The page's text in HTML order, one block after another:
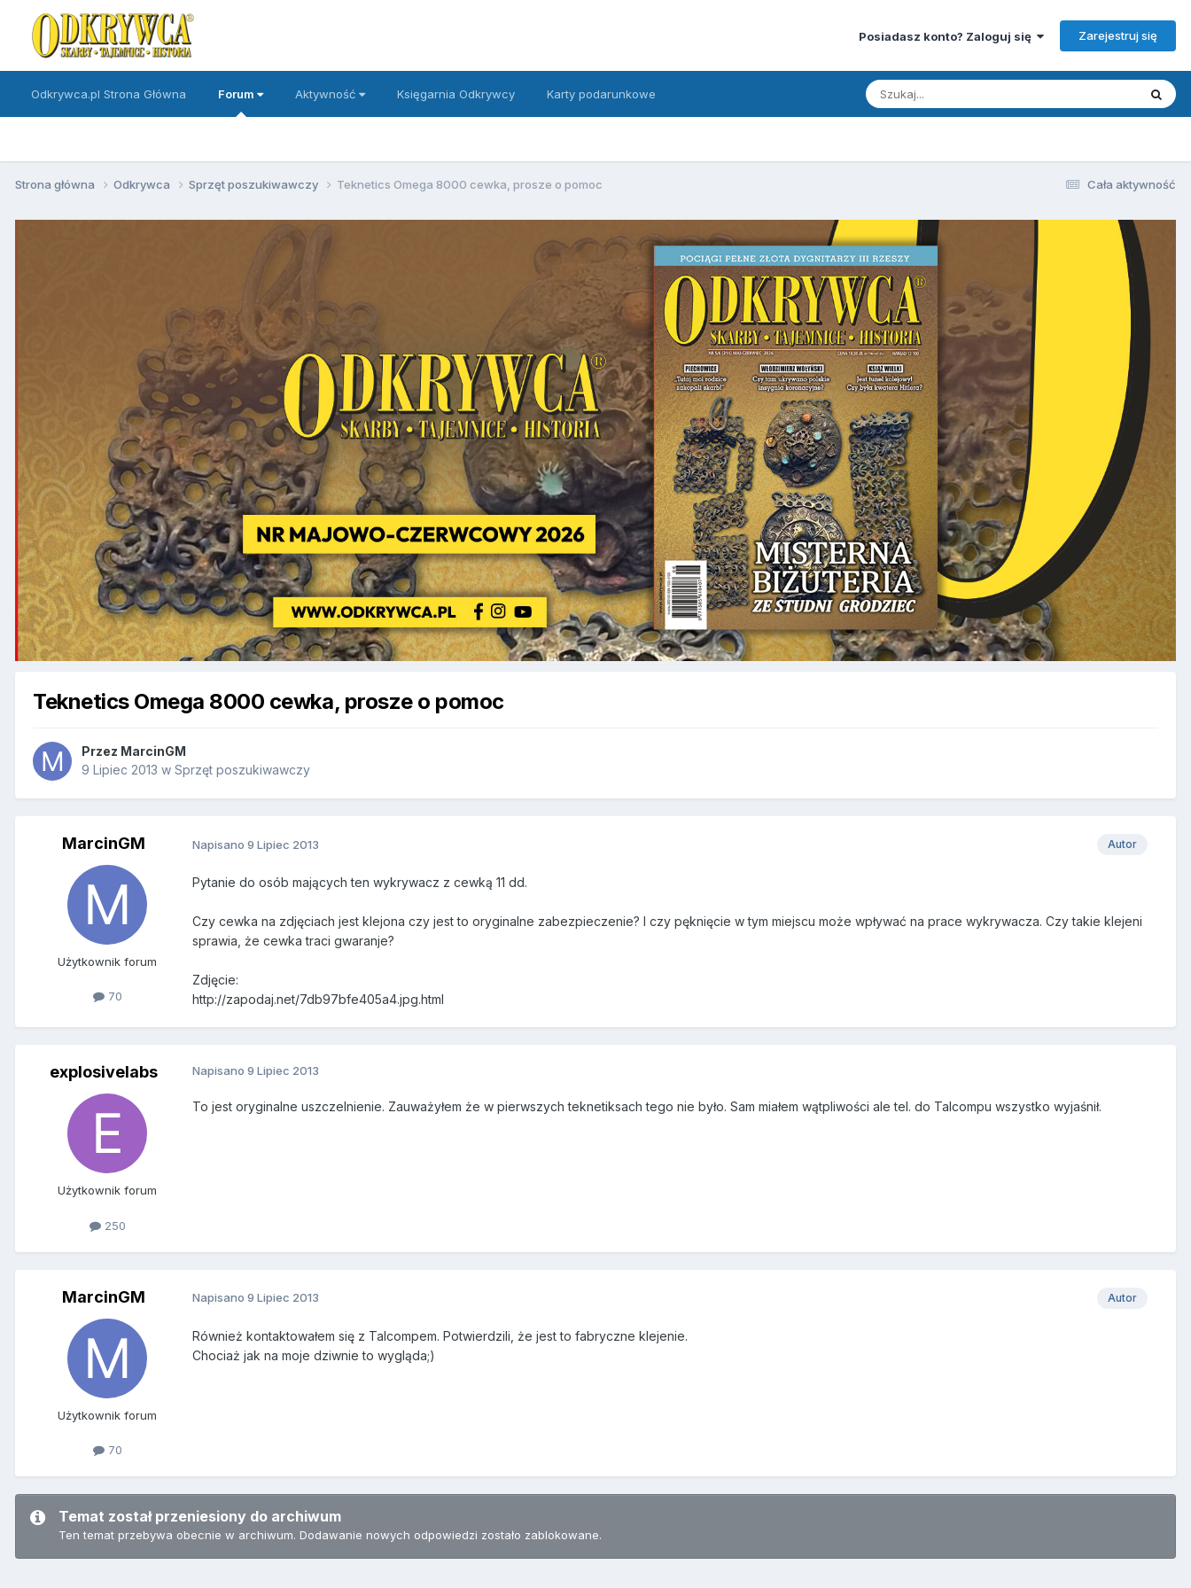
Posiadasz konto? Zaloguj się Zarejestruj się
Odkrywca.pl Strona Główna Forum Aktywność Księgarnia Odkrywcy Karty podarunkowe
Cała aktywność
Strona główna Odkrywca Sprzęt poszukiwawczy Teknetics Omega 8000 cewka, prosze o pomoc
Teknetics Omega 8000 cewka, prosze o pomoc
Przez MarcinGM
9 Lipiec 2013 w Sprzęt poszukiwawczy
MarcinGM
Użytkownik forum
70
Autor
Napisano 9 Lipiec 2013
Pytanie do osób mających ten wykrywacz z cewką 11 dd.
Czy cewka na zdjęciach jest klejona czy jest to oryginalne zabezpieczenie? I czy pęknięcie w tym miejscu może wpływać na prace wykrywacza. Czy takie klejeni
sprawia, że cewka traci gwaranje?
Zdjęcie:
http://zapodaj.net/7db97bfe405a4.jpg.html
explosivelabs
Użytkownik forum
250
Napisano 9 Lipiec 2013
To jest oryginalne uszczelnienie. Zauważyłem że w pierwszych teknetiksach tego nie było. Sam miałem wątpliwości ale tel. do Talcompu wszystko wyjaśnił.
MarcinGM
Użytkownik forum
70
Autor
Napisano 9 Lipiec 2013
Również kontaktowałem się z Talcompem. Potwierdzili, że jest to fabryczne klejenie.
Chociaż jak na moje dziwnie to wygląda;)
Temat został przeniesiony do archiwum
Ten temat przebywa obecnie w archiwum. Dodawanie nowych odpowiedzi zostało zablokowane.